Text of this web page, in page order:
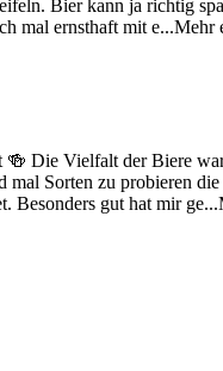
Bier kann ja richtig
mal ernsthaft mit e...Mehr
🍻 Die Vielfalt der Biere
mal Sorten zu probieren
Besonders gut hat mir ge...